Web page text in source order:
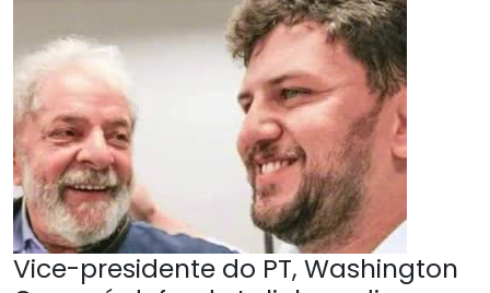
Vice-presidente do PT, Washington